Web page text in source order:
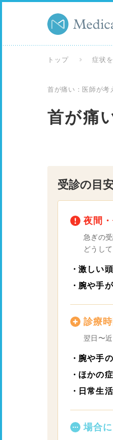
トップ 症状
首が痛い：医師が考
首が痛
受診の目
夜間
急ぎの
どうし
激しい
腕や手
診療
翌日〜
腕や手
ほかの
日常生
場合